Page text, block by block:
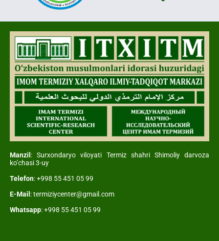
Manzil : Surxondaryo viloyati Termiz shahri Shimoliy darvoza
ko’chasi 3-uy
Telefon: +998 55 451 05 99
E-Mail : termiziycenter@gmail.com
Whatsapp: +998 55 451 05 99